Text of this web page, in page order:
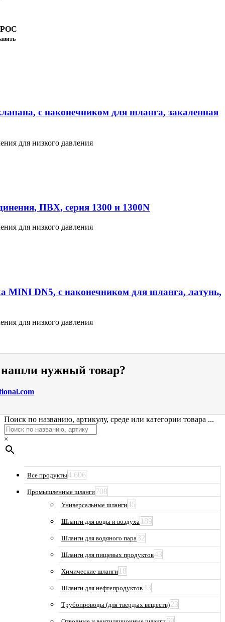
с наконечником для шланга, закаленная
для низкого давления
ПВХ, серия 1300 и 1300N
для низкого давления
MINI DN5, с наконечником для шланга, латунь,
для низкого давления
нужный товар?
Поиск по названию, артикулу, среде или категории товара ...
×
Все продукты4 606
Промышленные шланги708
Универсальные шланги45
Шланги для воды и воздуха 189
Шланги для водяного пара32
Шланги для пищевых продуктов43
Химические шланги 18
Шланги для нефтепродуктов43
Трубопроводы (для твердых веществ)23